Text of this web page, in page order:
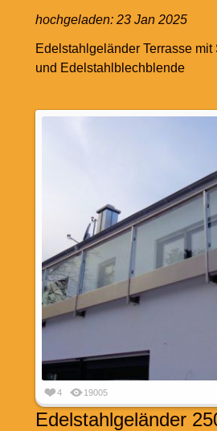
hochgeladen: 23 Jan 2025
Edelstahlgeländer Terrasse
und Edelstahlblechblende
4 19005
Edelstahlgeländer